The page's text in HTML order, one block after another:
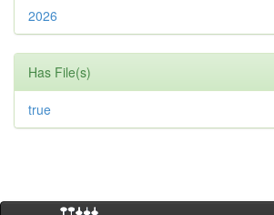
2026
Has File(s)
true